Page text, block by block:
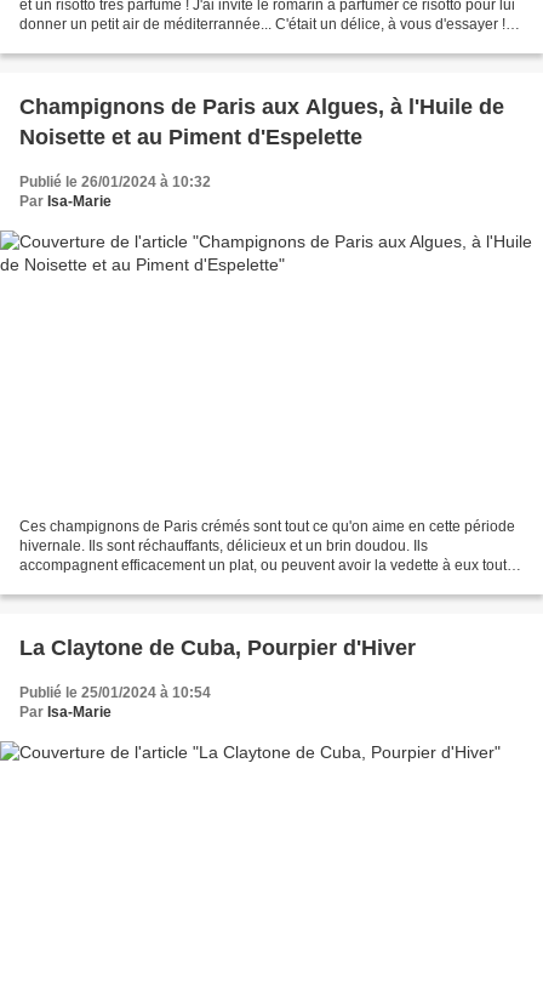
et un risotto très parfumé ! J'ai invité le romarin à parfumer ce risotto pour lui
donner un petit air de méditerrannée... C'était un délice, à vous d'essayer !
Champignons de Paris aux Algues, à l'Huile de
Noisette et au Piment d'Espelette
Publié le 26/01/2024 à 10:32
Par Isa-Marie
Ces champignons de Paris crémés sont tout ce qu'on aime en cette période
hivernale. Ils sont réchauffants, délicieux et un brin doudou. Ils
accompagnent efficacement un plat, ou peuvent avoir la vedette à eux tout
La Claytone de Cuba, Pourpier d'Hiver
Publié le 25/01/2024 à 10:54
Par Isa-Marie